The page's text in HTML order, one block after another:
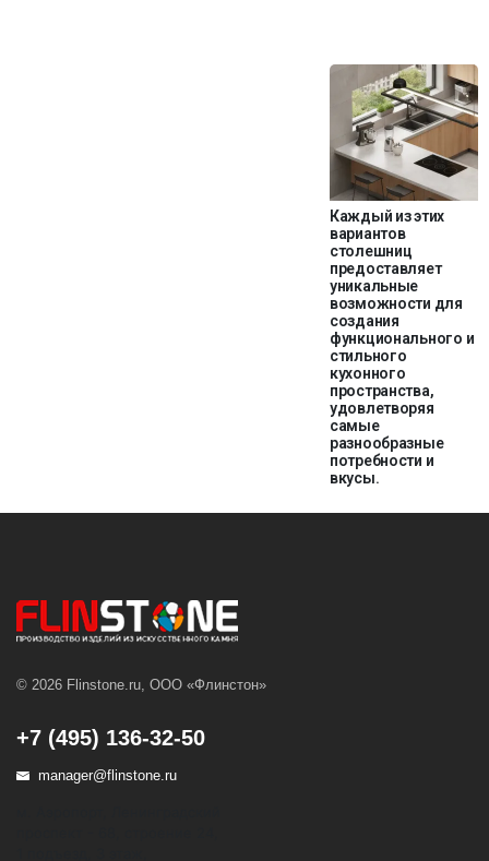
Каждый из этих
вариантов
столешниц
предоставляет
уникальные
возможности для
создания
функционального и
стильного
кухонного
пространства,
удовлетворяя
самые
разнообразные
потребности и
вкусы.
© 2026 Flinstone.ru, ООО «Флинстон»
+7 (495) 136-32-50
manager@flinstone.ru